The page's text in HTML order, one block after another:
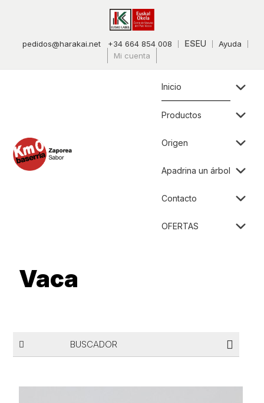
pedidos@harakai.net +34 664 854 008 ESEU
Ayuda
Mi cuenta
Inicio
Productos
Origen
Apadrina un árbol
Contacto
OFERTAS
Vaca
BUSCADOR